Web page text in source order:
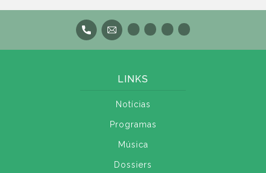
LINKS
Notícias
Programas
Música
Dossiers